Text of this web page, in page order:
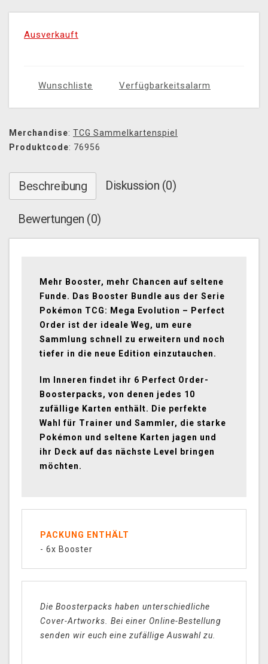
Ausverkauft
Wunschliste Verfügbarkeitsalarm
Merchandise: TCG Sammelkartenspiel
Produktcode: 76956
Beschreibung Diskussion (0)
Bewertungen (0)
Mehr Booster, mehr Chancen auf seltene
Funde. Das Booster Bundle aus der Serie
Pokémon TCG: Mega Evolution – Perfect
Order ist der ideale Weg, um eure
Sammlung schnell zu erweitern und noch
tiefer in die neue Edition einzutauchen.
Im Inneren findet ihr 6 Perfect Order-
Boosterpacks, von denen jedes 10
zufällige Karten enthält. Die perfekte
Wahl für Trainer und Sammler, die starke
Pokémon und seltene Karten jagen und
ihr Deck auf das nächste Level bringen
möchten.
PACKUNG ENTHÄLT
- 6x Booster
Die Boosterpacks haben unterschiedliche
Cover-Artworks. Bei einer Online-Bestellung
senden wir euch eine zufällige Auswahl zu.